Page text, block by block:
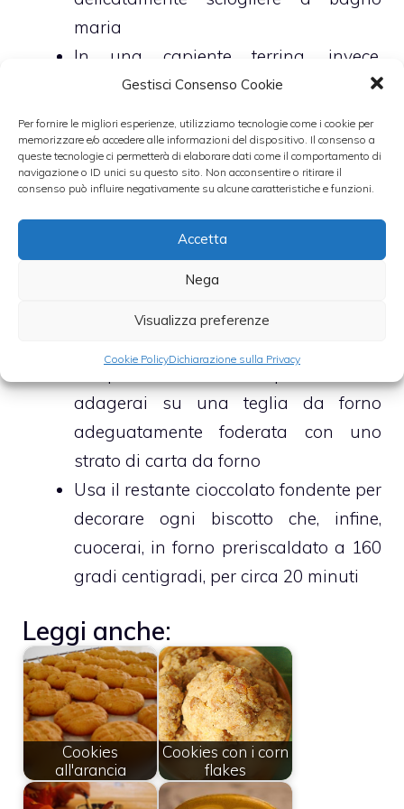
Gestisci Consenso Cookie
Per fornire le migliori esperienze, utilizziamo tecnologie come i cookie per
memorizzare e/o accedere alle informazioni del dispositivo. Il consenso a
queste tecnologie ci permetterà di elaborare dati come il comportamento di
navigazione o ID unici su questo sito. Non acconsentire o ritirare il
consenso può influire negativamente su alcune caratteristiche e funzioni.
Accetta
Nega
Visualizza preferenze
Cookie PolicyDichiarazione sulla Privacy
maria
In una capiente terrina, invece,
mescola le uova allo zucchero di
canna e monta il tutto, con l’aiuto di
uno sbattitore automatico, sino a che
non avrai ottenuto un composto sodo
e spumoso
Unisci, in successione, anche il
cioccolato fuso e la farina setacciata
con il sale ed il lievito
Aggiungi, dunque, il restante
adagerai su una teglia da forno
adeguatamente foderata con uno
strato di carta da forno
Usa il restante cioccolato fondente per
decorare ogni biscotto che, infine,
cuocerai, in forno preriscaldato a 160
gradi centigradi, per circa 20 minuti
Leggi anche:
Cookies
all'arancia
Cookies con i corn
flakes